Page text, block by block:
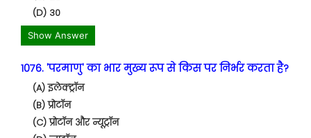
(D) 30
Show Answer
1076. 'परमाणु' का भार मुख्य रूप से किस पर निर्भर करता है?
(A) इलेक्ट्रॉन
(B) प्रोटॉन
(C) प्रोटॉन और न्यूट्रॉन